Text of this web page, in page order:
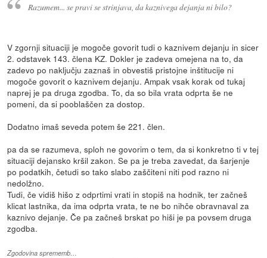
Razumem... se pravi se strinjava, da kaznivega dejanja ni bilo?
V zgornji situaciji je mogoče govorit tudi o kaznivem dejanju in sicer
2. odstavek 143. člena KZ. Dokler je zadeva omejena na to, da
zadevo po naključju zaznaš in obvestiš pristojne inštitucije ni
mogoče govorit o kaznivem dejanju. Ampak vsak korak od tukaj
naprej je pa druga zgodba. To, da so bila vrata odprta še ne
pomeni, da si pooblaščen za dostop.
Dodatno imaš seveda potem še 221. člen.
pa da se razumeva, sploh ne govorim o tem, da si konkretno ti v tej
situaciji dejansko kršil zakon. Se pa je treba zavedat, da šarjenje
po podatkih, četudi so tako slabo zaščiteni niti pod razno ni
nedolžno.
Tudi, če vidiš hišo z odprtimi vrati in stopiš na hodnik, ter začneš
klicat lastnika, da ima odprta vrata, te ne bo nihče obravnaval za
kaznivo dejanje. Če pa začneš brskat po hiši je pa povsem druga
zgodba.
Zgodovina sprememb…